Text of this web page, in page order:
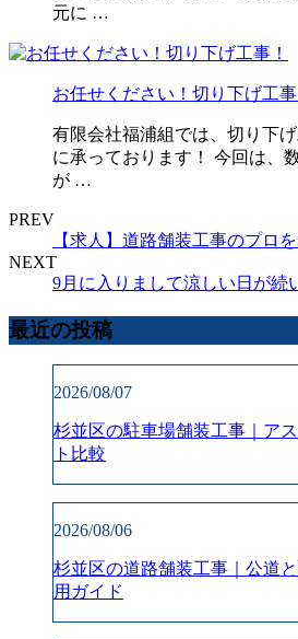
元に …
お任せください！切り下げ工事
有限会社福浦組では、切り下
に承っております！ 今回は、
が …
PREV
【求人】道路舗装工事のプロ
NEXT
9月に入りまして涼しい日が続
最近の投稿
2026/08/07
杉並区の駐車場舗装工事｜ア
ト比較
2026/08/06
杉並区の道路舗装工事｜公道
用ガイド